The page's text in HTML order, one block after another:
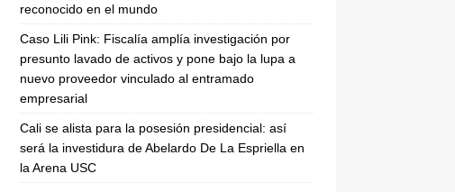
reconocido en el mundo
Caso Lili Pink: Fiscalía amplía investigación por
presunto lavado de activos y pone bajo la lupa a
nuevo proveedor vinculado al entramado
empresarial
Cali se alista para la posesión presidencial: así
será la investidura de Abelardo De La Espriella en
la Arena USC